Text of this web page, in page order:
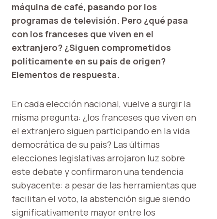
máquina de café, pasando por los
programas de televisión. Pero ¿qué pasa
con los franceses que viven en el
extranjero? ¿Siguen comprometidos
políticamente en su país de origen?
Elementos de respuesta.
En cada elección nacional, vuelve a surgir la
misma pregunta: ¿los franceses que viven en
el extranjero siguen participando en la vida
democrática de su país? Las últimas
elecciones legislativas arrojaron luz sobre
este debate y confirmaron una tendencia
subyacente: a pesar de las herramientas que
facilitan el voto, la abstención sigue siendo
significativamente mayor entre los